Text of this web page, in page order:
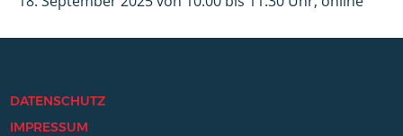
DATENSCHUTZ
IMPRESSUM